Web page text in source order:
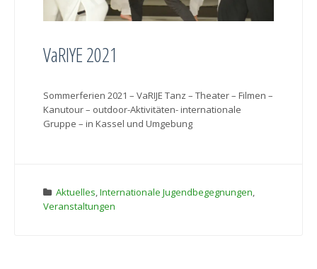
VaRIYE 2021
Sommerferien 2021 – VaRIJE Tanz – Theater – Filmen –
Kanutour – outdoor-Aktivitäten- internationale
Gruppe – in Kassel und Umgebung
Aktuelles Internationale Jugendbegegnungen
Veranstaltungen